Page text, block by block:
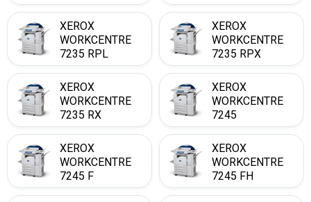
XEROX
WORKCENTRE
7235 RPL
XEROX
WORKCENTRE
7235 RPX
XEROX
WORKCENTRE
7235 RX
XEROX
WORKCENTRE
7245
XEROX
WORKCENTRE
7245 F
XEROX
WORKCENTRE
7245 FH